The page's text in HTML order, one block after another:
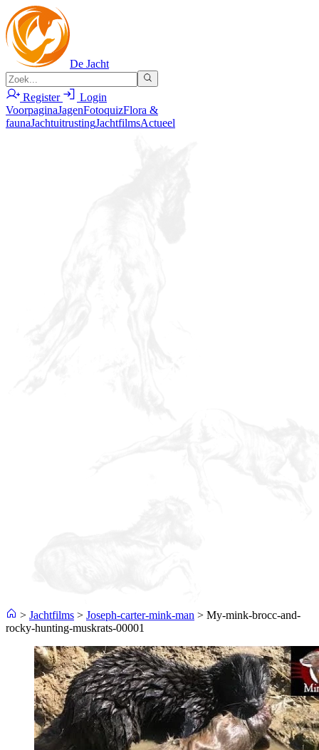
De Jacht
Register
Login
VoorpaginaJagenFotoquizFlora &
faunaJachtuitrustingJachtfilmsActueel
> Jachtfilms > Joseph-carter-mink-man > My-mink-brocc-and-
rocky-hunting-muskrats-00001